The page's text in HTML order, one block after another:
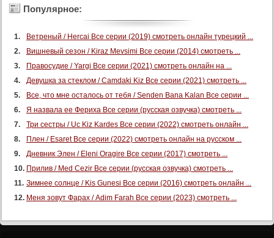
110 серия
113 серия
114 серия
115 серия
116 серия
119 серия
120 серия
121 серия
Популярное:
Ветреный / Hercai Все серии (2019) смотреть онлайн турецкий ...
Вишневый сезон / Kiraz Mevsimi Все серии (2014) смотреть ...
Правосудие / Yargi Все серии (2021) смотреть онлайн на ...
Девушка за стеклом / Camdaki Kiz Все серии (2021) смотреть ...
Все, что мне осталось от тебя / Senden Bana Kalan Все серии ...
Я назвала ее Фериха Все серии (русская озвучка) смотреть ...
Три сестры / Uc Kiz Kardes Все серии (2022) смотреть онлайн ...
Плен / Esaret Все серии (2022) смотреть онлайн на русском ...
Дневник Элен / Eleni Oragire Все серии (2017) смотреть ...
Прилив / Med Cezir Все серии (русская озвучка) смотреть ...
Зимнее солнце / Kis Gunesi Все серии (2016) смотреть онлайн ...
Меня зовут Фарах / Adim Farah Все серии (2023) смотреть ...